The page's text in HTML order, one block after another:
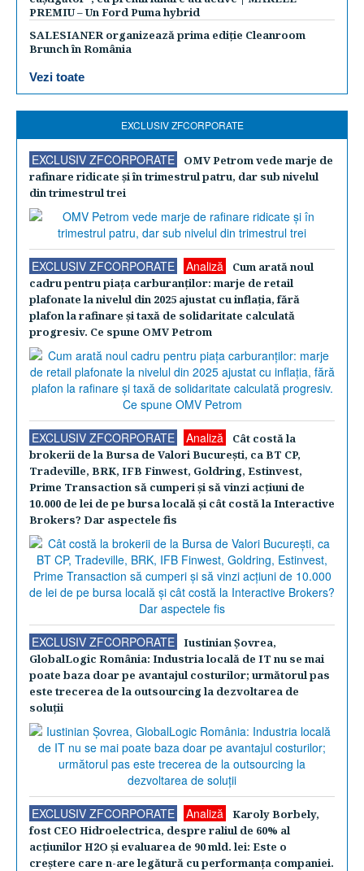
PREMIU – Un Ford Puma hybrid
SALESIANER organizează prima ediție Cleanroom
Brunch în România
Vezi toate
EXCLUSIV ZFCORPORATE
EXCLUSIV ZFCORPORATE
OMV Petrom vede marje de
rafinare ridicate şi în trimestrul patru, dar sub nivelul
din trimestrul trei
EXCLUSIV ZFCORPORATE Analiză
Cum arată noul
cadru pentru piaţa carburanţilor: marje de retail
plafonate la nivelul din 2025 ajustat cu inflaţia, fără
plafon la rafinare şi taxă de solidaritate calculată
progresiv. Ce spune OMV Petrom
EXCLUSIV ZFCORPORATE Analiză
Cât costă la
brokerii de la Bursa de Valori Bucureşti, ca BT CP,
Tradeville, BRK, IFB Finwest, Goldring, Estinvest,
Prime Transaction să cumperi şi să vinzi acţiuni de
10.000 de lei de pe bursa locală şi cât costă la Interactive
Brokers? Dar aspectele fis
EXCLUSIV ZFCORPORATE
Iustinian Şovrea,
GlobalLogic România: Industria locală de IT nu se mai
poate baza doar pe avantajul costurilor; următorul pas
este trecerea de la outsourcing la dezvoltarea de
soluţii
EXCLUSIV ZFCORPORATE Analiză
Karoly Borbely,
fost CEO Hidroelectrica, despre raliul de 60% al
acţiunilor H2O şi evaluarea de 90 mld. lei: Este o
creştere care n-are legătură cu performanţa companiei.